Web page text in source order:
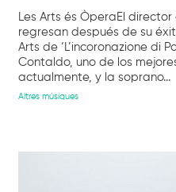
Les Arts és ÒperaEl
regresan después de su
Arts de ‘L’incoronazione di
Contaldo, uno de los
actualmente, y la soprano...
Altres músiques